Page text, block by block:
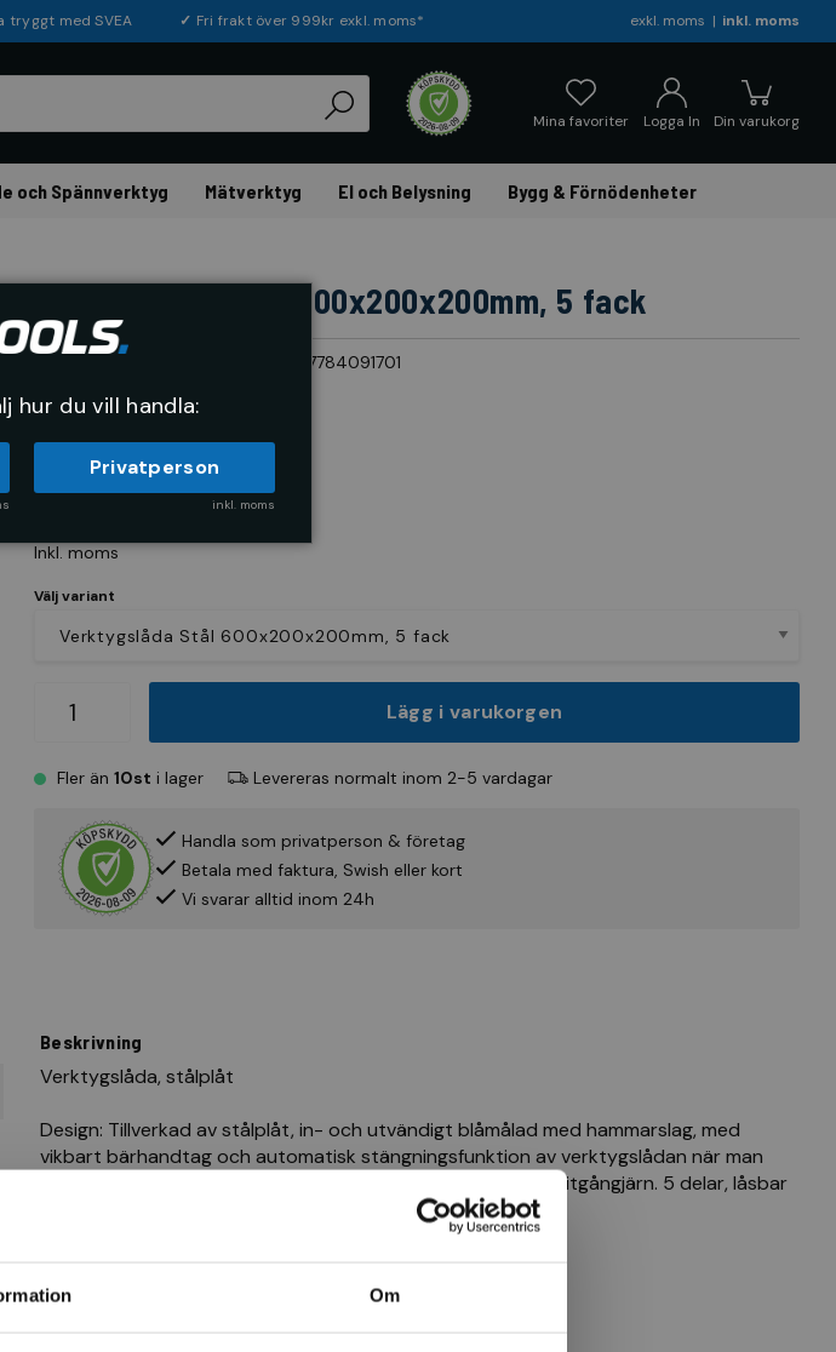
Om
exkl. moms inkl. moms
tryggt med SVEA ✓ Fri frakt över 999kr exkl. moms*
Din varukorg
Logga In
Mina favoriter
och Spännverktyg Mätverktyg El och Belysning Bygg & Förnödenheter
Verktygslåda Stål 600x200x200mm, 5 fack
4317784091701
Inkl. moms
948 kr
Välj variant
Lägg i varukorgen
Fler än 10st i lager Levereras normalt inom 2-5 vardagar
Handla som privatperson & företag
Betala med faktura, Swish eller kort
Vi svarar alltid inom 24h
Beskrivning
Verktygslåda, stålplåt
Design: Tillverkad av stålplåt, in- och utvändigt blåmålad med hammarslag, med
vikbart bärhandtag och automatisk stängningsfunktion av verktygslådan när man
drar upp bärhandtaget. Kan fällas ut med hjälp av kraftiga nitgångjärn. 5 delar, låsbar
FORMAT Verktygslåda stålplåt 600x200x200mm 5-styck.
hur du vill handla:
Privatperson
inkl. moms